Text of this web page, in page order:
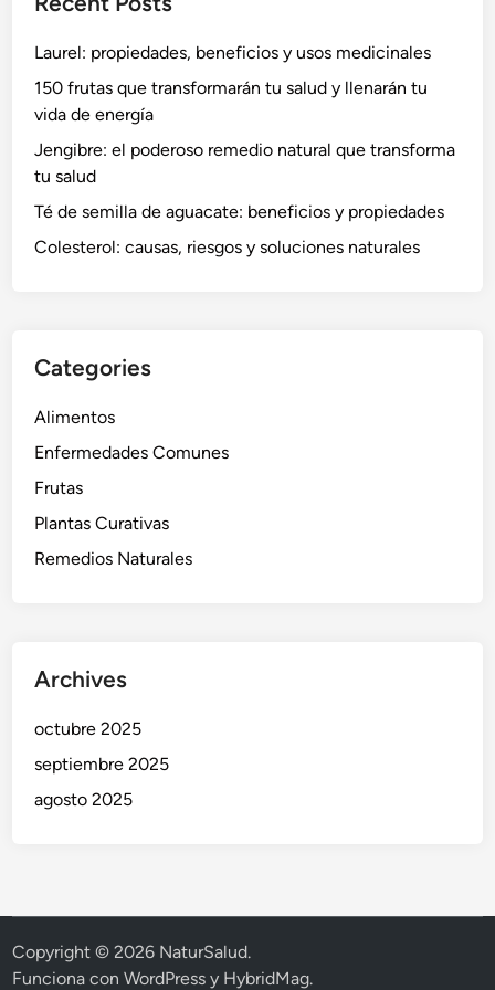
Laurel: propiedades, beneficios y usos medicinales
150 frutas que transformarán tu salud y llenarán tu
vida de energía
Jengibre: el poderoso remedio natural que transforma
tu salud
Té de semilla de aguacate: beneficios y propiedades
Colesterol: causas, riesgos y soluciones naturales
Categories
Alimentos
Enfermedades Comunes
Frutas
Plantas Curativas
Remedios Naturales
Archives
octubre 2025
septiembre 2025
agosto 2025
Copyright © 2026 NaturSalud.
Funciona conWordPress y HybridMag.